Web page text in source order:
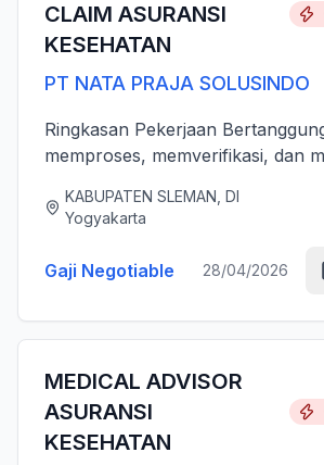
CLAIM ASURANSI
KESEHATAN
PT NATA PRAJA SOLUSINDO
Ringkasan Pekerjaan
memproses, memverifikasi, dan
dan rawat jalan) secara akurat,
serta sesuai dengan ...
KABUPATEN SLEMAN, DI
Yogyakarta
Gaji Negotiable 28/04/2026
MEDICAL ADVISOR
ASURANSI
KESEHATAN